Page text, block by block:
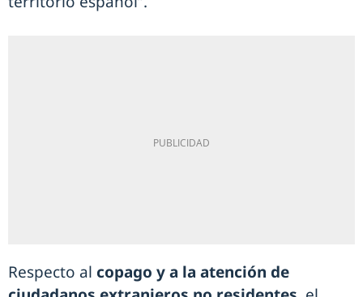
Respecto al copago y a la atención de